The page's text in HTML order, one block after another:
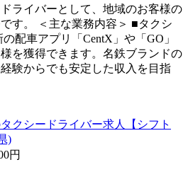
ライバーとして、地域のお客様の
す。 ＜主な業務内容＞ ■タクシ
配車アプリ「CentX」や「GO」
を獲得できます。名鉄ブランドの
験からでも安定した収入を目指
クシードライバー求人【シフト
)
円